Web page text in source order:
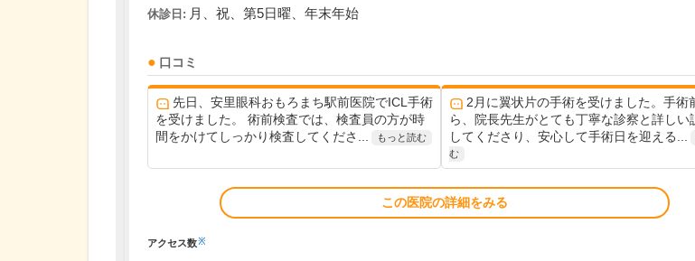
休診日: 月、祝、第5日曜、年末年始
口コミ
先日、安里眼科おもろまち駅前医院でICL手術
を受けました。 術前検査では、検査員の方が時
間をかけてしっかり検査してくださ...
もっと読む
2月に翼状片の手術を受けました。手術
ら、院長先生がとても丁寧な診察と詳しい
してくださり、安心して手術日を迎える...
む
この医院の詳細をみる
アクセス数※